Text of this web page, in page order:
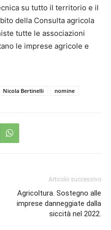
su tutto il territorio e il
della Consulta agricola
tutte le associazioni
le imprese agricole e
Nicola Bertinelli nomine
Articolo successivo
Agricoltura. Sostegno alle
imprese danneggiate dalla
siccità nel 2022.